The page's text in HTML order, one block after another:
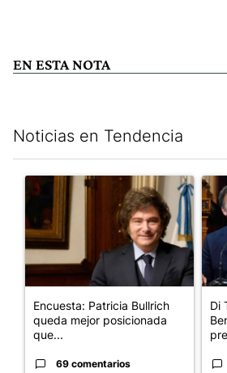
EN ESTA NOTA
Noticias en Tendencia
Un artículo de tendencia con el título
Encuesta: Patricia Bullrich
queda mejor posicionada
que...
69 comentarios
Un
Di